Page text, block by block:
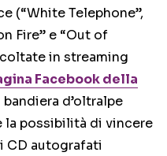
(“White Telephone”,
Fire” e “Out of
in streaming
Facebook della
d’oltralpe
la possibilità di vincere
CD autografati